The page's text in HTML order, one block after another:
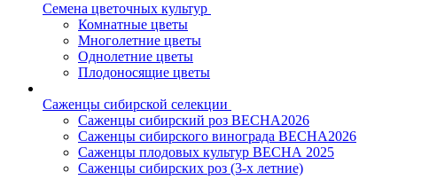
Семена цветочных культур
Комнатные цветы
Многолетние цветы
Однолетние цветы
Плодоносящие цветы
Саженцы сибирской селекции
Саженцы сибирский роз ВЕСНА2026
Саженцы сибирского винограда ВЕСНА2026
Саженцы плодовых культур ВЕСНА 2025
Саженцы сибирских роз (3-х летние)